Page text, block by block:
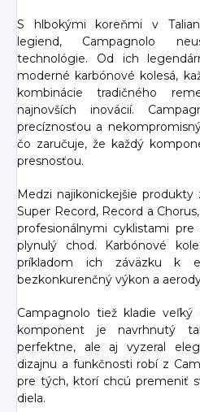
S hlbokými koreňmi v
legiend, Campagnolo
technológie. Od ich
moderné karbónové kolesá,
kombinácie tradičného
najnovších inovácií.
precíznosťou a
čo zaručuje, že každý
presnosťou.
Medzi najikonickejšie
Super Record, Record a
profesionálnymi cyklistami
plynulý chod. Karbónové
príkladom ich záväzku k
bezkonkurenčný výkon a
Campagnolo tiež kladie
komponent je navrhnutý
perfektne, ale aj vyzeral
dizajnu a funkčnosti robí z
pre tých, ktorí chcú premeniť
diela.